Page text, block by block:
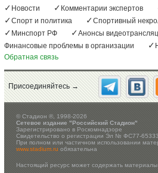
Новости Комментарии экспертов
Спорт и политика
Спортивный
Минспорт РФ
Анонсы
Финансовые проблемы в организации
Обратная связь
Присоединяйтесь →
©Стадион ®, 1998-2026
Сетевое издание "Российский Стадион"
Зарегистрировано в Роскомнадзоре
Свидетельство о регистрации Эл № ФС77-
При полном или частичном использовании
www.stadium.ruобязательна
Настоящий ресурс может содержать